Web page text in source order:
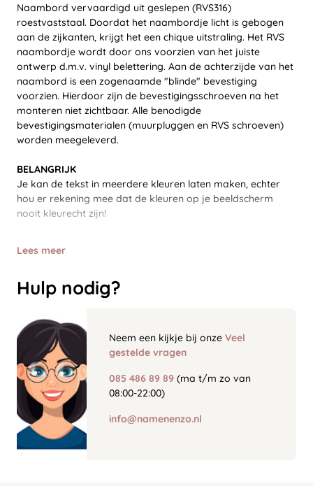
Naambord vervaardigd uit geslepen (RVS316)
roestvaststaal. Doordat het naambordje licht is gebogen
aan de zijkanten, krijgt het een chique uitstraling. Het RVS
naambordje wordt door ons voorzien van het juiste
ontwerp d.m.v. vinyl belettering. Aan de achterzijde van het
naambord is een zogenaamde "blinde" bevestiging
voorzien. Hierdoor zijn de bevestigingsschroeven na het
monteren niet zichtbaar. Alle benodigde
bevestigingsmaterialen (muurpluggen en RVS schroeven)
worden meegeleverd.
BELANGRIJK
Je kan de tekst in meerdere kleuren laten maken, echter
hou er rekening mee dat de kleuren op je beeldscherm
nooit kleurecht zijn!
Lees meer
Hulp nodig?
Neem een kijkje bij onze Veel
gestelde vragen
085 486 89 89 (ma t/m zo van
08:00-22:00)
info@namenenzo.nl